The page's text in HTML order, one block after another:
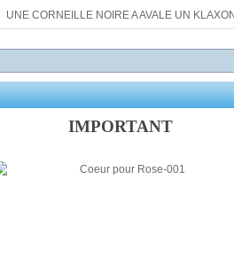
UNE CORNEILLE NOIRE A AVALE UN
IMPORTANT